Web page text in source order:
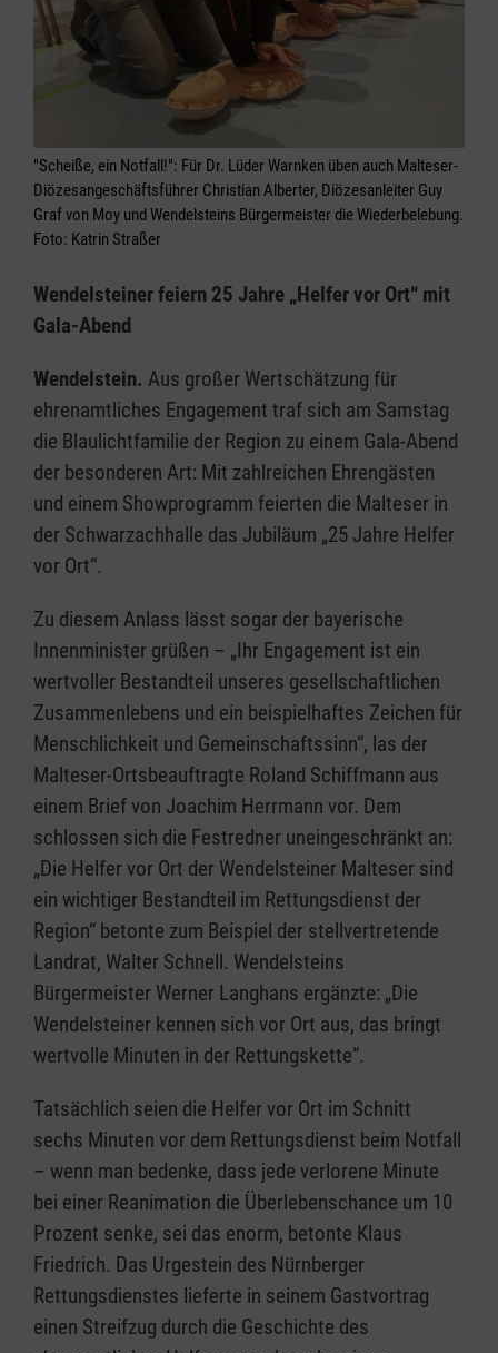
"Scheiße, ein Notfall!": Für Dr. Lüder Warnken üben auch Malteser-
Diözesangeschäftsführer Christian Alberter, Diözesanleiter Guy
Graf von Moy und Wendelsteins Bürgermeister die Wiederbelebung.
Foto: Katrin Straßer
Wendelsteiner feiern 25 Jahre „Helfer vor Ort“ mit
Gala-Abend
Wendelstein. Aus großer Wertschätzung für
ehrenamtliches Engagement traf sich am Samstag
die Blaulichtfamilie der Region zu einem Gala-Abend
der besonderen Art: Mit zahlreichen Ehrengästen
und einem Showprogramm feierten die Malteser in
der Schwarzachhalle das Jubiläum „25 Jahre Helfer
vor Ort“.
Zu diesem Anlass lässt sogar der bayerische
Innenminister grüßen – „Ihr Engagement ist ein
wertvoller Bestandteil unseres gesellschaftlichen
Zusammenlebens und ein beispielhaftes Zeichen für
Menschlichkeit und Gemeinschaftssinn“, las der
Malteser-Ortsbeauftragte Roland Schiffmann aus
einem Brief von Joachim Herrmann vor. Dem
schlossen sich die Festredner uneingeschränkt an:
„Die Helfer vor Ort der Wendelsteiner Malteser sind
ein wichtiger Bestandteil im Rettungsdienst der
Region“ betonte zum Beispiel der stellvertretende
Landrat, Walter Schnell. Wendelsteins
Bürgermeister Werner Langhans ergänzte: „Die
Wendelsteiner kennen sich vor Ort aus, das bringt
wertvolle Minuten in der Rettungskette“.
Tatsächlich seien die Helfer vor Ort im Schnitt
sechs Minuten vor dem Rettungsdienst beim Notfall
– wenn man bedenke, dass jede verlorene Minute
bei einer Reanimation die Überlebenschance um 10
Prozent senke, sei das enorm, betonte Klaus
Friedrich. Das Urgestein des Nürnberger
Rettungsdienstes lieferte in seinem Gastvortrag
einen Streifzug durch die Geschichte des